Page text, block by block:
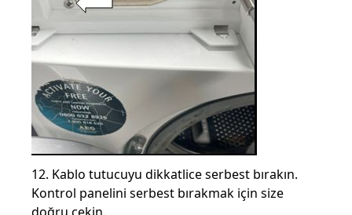
12. Kablo tutucuyu dikkatlice serbest bırakın.
Kontrol panelini serbest bırakmak için size
doğru çekin.